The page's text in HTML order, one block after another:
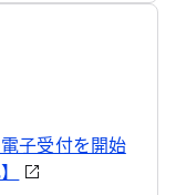
子受付を開始